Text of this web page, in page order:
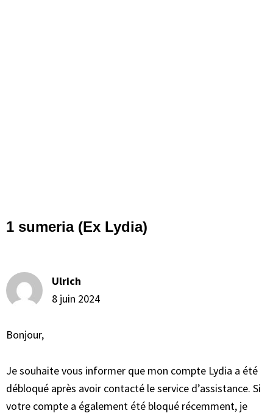
Interactions
1 sumeria (Ex Lydia)
Ulrich
8 juin 2024
Bonjour,
Je souhaite vous informer que mon compte Lydia a été
débloqué après avoir contacté le service d’assistance. Si
votre compte a également été bloqué récemment, je